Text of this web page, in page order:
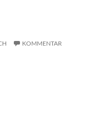
KOMMENTAR